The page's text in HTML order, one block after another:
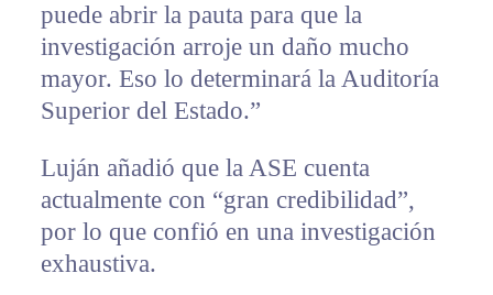
puede abrir la pauta para que la
investigación arroje un daño mucho
mayor. Eso lo determinará la Auditoría
Superior del Estado.”
Luján añadió que la ASE cuenta
actualmente con “gran credibilidad”,
por lo que confió en una investigación
exhaustiva.